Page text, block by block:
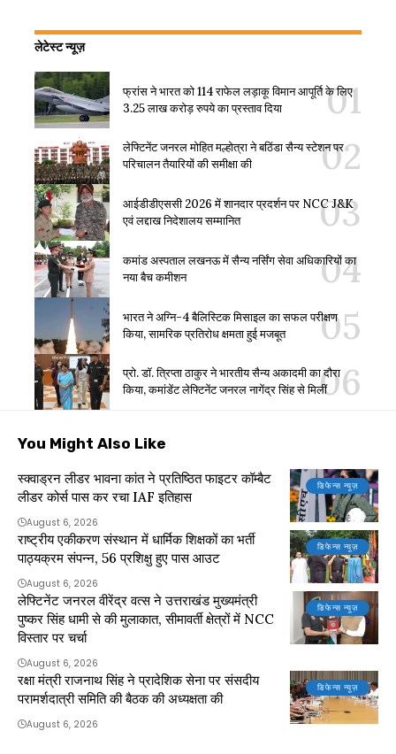
लेटेस्ट न्यूज़
फ्रांस ने भारत को 114 राफेल लड़ाकू विमान आपूर्ति के लिए
3.25 लाख करोड़ रुपये का प्रस्ताव दिया
लेफ्टिनेंट जनरल मोहित मल्होत्रा ने बठिंडा सैन्य स्टेशन पर
परिचालन तैयारियों की समीक्षा की
आईडीडीएससी 2026 में शानदार प्रदर्शन पर NCC J&K
एवं लद्दाख निदेशालय सम्मानित
कमांड अस्पताल लखनऊ में सैन्य नर्सिंग सेवा अधिकारियों का
नया बैच कमीशन
भारत ने अग्नि-4 बैलिस्टिक मिसाइल का सफल परीक्षण
किया, सामरिक प्रतिरोध क्षमता हुई मजबूत
प्रो. डॉ. त्रिप्ता ठाकुर ने भारतीय सैन्य अकादमी का दौरा
किया, कमांडेंट लेफ्टिनेंट जनरल नागेंद्र सिंह से मिलीं
You Might Also Like
डिफेन्स न्यूज़
स्क्वाड्रन लीडर भावना कांत ने प्रतिष्ठित फाइटर कॉम्बैट
लीडर कोर्स पास कर रचा IAF इतिहास
August 6, 2026
डिफेन्स न्यूज़
राष्ट्रीय एकीकरण संस्थान में धार्मिक शिक्षकों का भर्ती
पाठ्यक्रम संपन्न, 56 प्रशिक्षु हुए पास आउट
August 6, 2026
डिफेन्स न्यूज़
लेफ्टिनेंट जनरल वीरेंद्र वत्स ने उत्तराखंड मुख्यमंत्री
पुष्कर सिंह धामी से की मुलाकात, सीमावर्ती क्षेत्रों में NCC
विस्तार पर चर्चा
August 6, 2026
डिफेन्स न्यूज़
रक्षा मंत्री राजनाथ सिंह ने प्रादेशिक सेना पर संसदीय
परामर्शदात्री समिति की बैठक की अध्यक्षता की
August 6, 2026